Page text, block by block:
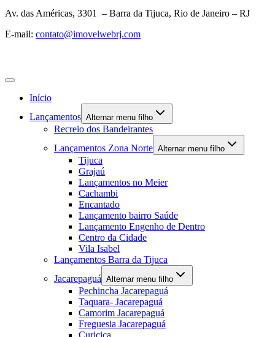
Av. das Américas, 3301 – Barra da Tijuca, Rio de Janeiro – RJ
E-mail: contato@imovelwebrj.com
Início
Lançamentos Alternar menu filho
Recreio dos Bandeirantes
Lançamentos Zona Norte Alternar menu filho
Tijuca
Grajaú
Lançamentos no Meier
Cachambi
Encantado
Lançamento bairro Saúde
Lançamento Engenho de Dentro
Centro da Cidade
Vila Isabel
Lançamentos Barra da Tijuca
Jacarepaguá Alternar menu filho
Pechincha Jacarepaguá
Taquara- Jacarepaguá
Camorim Jacarepaguá
Freguesia Jacarepaguá